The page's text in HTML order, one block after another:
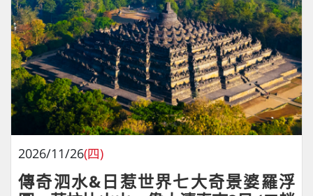
2026/11/26(四)
傳奇泗水&日惹世界七大奇景婆羅浮